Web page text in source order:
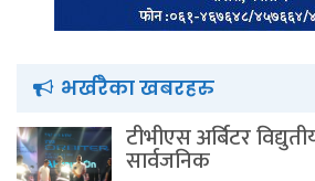
भर्खरैका खबरहरु
टीभीएस अर्बिटर
सार्वजनिक